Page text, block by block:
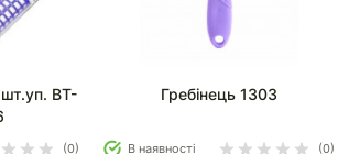
BT-
(0)
Гребінець 1303
В наявності (0)